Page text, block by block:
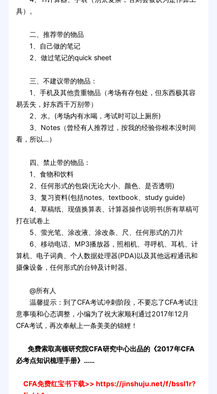
具）。
二、推荐带的物品
1、自己做的笔记
2、做过笔记的quick sheet
三、不建议带的物品：
1、手机及其他贵重物品（考场有存包处，但东西极其容
易丢失，好东西千万别带）
2、水。(考场内有水喝，考试时可以上厕所)
3、Notes（曾经有人推荐过，按我的经验你根本没时间
看，所以…）
四、禁止带的物品：
1、食物和饮料
2、任何形式的包袋(无论大小、颜色、是否透明)
3、复习资料(包括notes、textbook、study guide)
4、草稿纸、现值换算表、计算器操作说明书(所有草稿可
打在试卷上
5、萤光笔、涂改液、涂改条、尺、任何形式的刀片
6、移动电话、MP3播放器，照相机、寻呼机、耳机、计
算机、电子词典、个人数据处理器(PDA)以及其他远程通讯和
摄像设备，任何形式的台钟及计时器。
@所有人
温馨提示：到了CFA考试冲刺阶段，不要忘了CFA考试注
意事项和心态调整，小编为了祝大家顺利通过2017年12月
CFA考试，再次奉献上一条美美的锦鲤！
免费索取高顿研究院CFA研究中心出品的《2017年CFA
必考点知识梳理手册》……
CFA免费红宝书下载>> https://jinshuju.net/f/bssl1r?